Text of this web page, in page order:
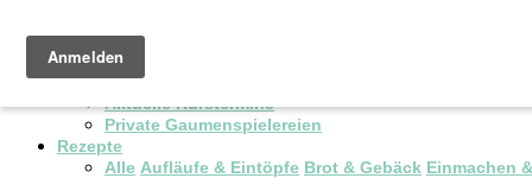
Pop-up Brunch
Kochkurse & Workshops
Aktuelle Kurstermine
Private Gaumenspielereien
Rezepte
Alle Aufläufe & Eintöpfe Brot & Gebäck Einmachen &